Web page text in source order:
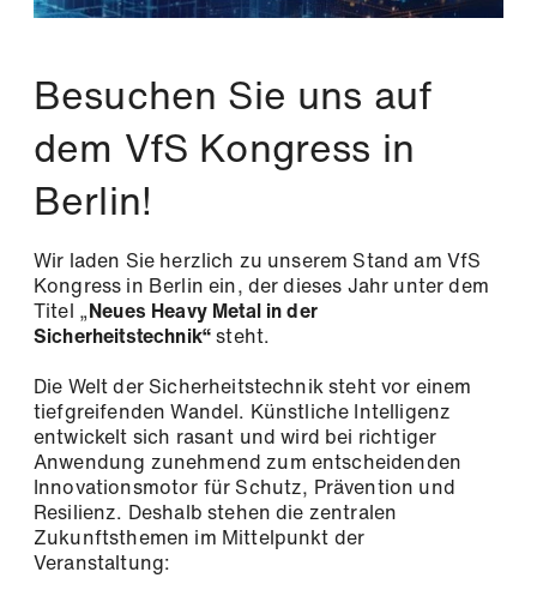
Besuchen Sie uns auf
dem VfS Kongress in
Berlin!
Wir laden Sie herzlich zu unserem Stand am VfS
Kongress in Berlin ein, der dieses Jahr unter dem
Titel „Neues Heavy Metal in der
Sicherheitstechnik“steht.
Die Welt der Sicherheitstechnik steht vor einem
tiefgreifenden Wandel. Künstliche Intelligenz
entwickelt sich rasant und wird bei richtiger
Anwendung zunehmend zum entscheidenden
Innovationsmotor für Schutz, Prävention und
Resilienz. Deshalb stehen die zentralen
Zukunftsthemen im Mittelpunkt der
Veranstaltung:
Anmeldung
Bleiben Sie mit uns auf dem Laufenden
Zwei Newsletter, doppelt gut informiert!
Melden Sie sich an und wählen Sie einfach die
Themen, die Sie interessieren.
Bitte wählen Sie einen oder beide Newsletter
aus: *
Newsletter: Aktuelle Informationen zu
unseren Produkten, spannenden
Unternehmensnews und bevorstehenden
Veranstaltungen.
Tech-Newsletter: Vertiefte technische
Einblicke für die erfolgreiche Planung und
Realisierung Ihrer Video- und
Sicherheitsnetzwerke.